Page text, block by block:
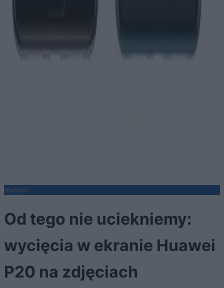
HUAWEI
Od tego nie uciekniemy:
wycięcia w ekranie Huawei
P20 na zdjęciach